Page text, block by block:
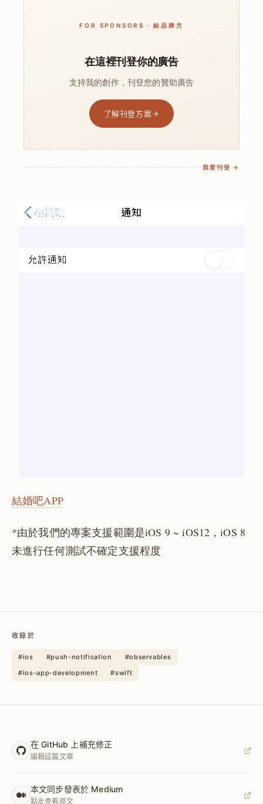
FOR SPONSORS · 給品牌方
在這裡刊登你的廣告
支持我的創作，刊登您的贊助廣告
了解刊登方案
我要刊登 →
結婚吧APP
*由於我們的專案支援範圍是iOS 9 ~ iOS12，iOS 8
未進行任何測試不確定支援程度
收錄於
#ios #push-notification
#observables
#ios-app-development
#swift
在 GitHub 上補充修正
編輯這篇文章
本文同步發表於 Medium
點此查看原文